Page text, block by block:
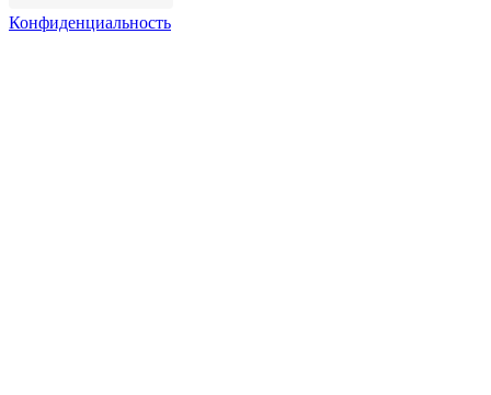
Конфиденциальность